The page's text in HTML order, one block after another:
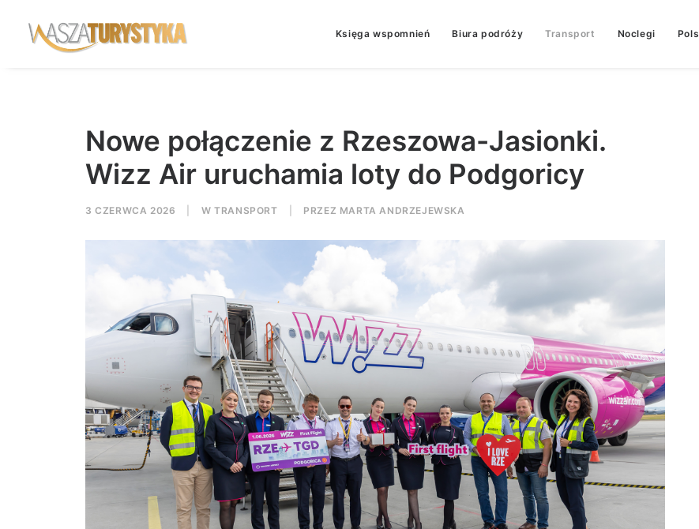
Księga wspomnień Biura podróży Transport Noclegi
Nowe połączenie z Rzeszowa-Jasionki.
Wizz Air uruchamia loty do Podgoricy
3 CZERWCA 2026 WTRANSPORT PRZEZ MARTA ANDRZEJEWSKA